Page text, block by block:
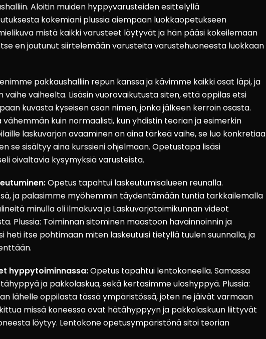
Aloitin muiden hyppyvarusteiden esittelyllä
kokemiani plussia aiempaan luokkaopetukseen
mistä kaikki varusteet löytyvät ja hän pääsi kokeilemaan
en joutunut siirtelemään varusteita varustehuoneesta luokkaan
pakkaushalliin repun kanssa ja kävimme kaikki osat läpi, ja
vaiheelta. Lisäsin vuorovaikutusta siten, että oppilas etsi
kuvasta kyseisen osan nimen, jonka jälkeen kerroin osasta.
vähemmän kuin normaalisti, kun yhdistin teorian ja esimerkin
laskuvarjon avaaminen on aina tärkeä vaihe, se luo konkretiaa
se sisältyy aina kurssieni ohjelmaan. Opetustapa lisäsi
oivaltavia kysymyksiä varusteista.
Opetus tapahtui laskeutumisalueen reunalla.
ja palasimme myöhemmin täydentämään tuntia tarkkailemalla
minulla oli ilmakuva ja Laskuvarjotoimikunnan videot
Plussia: Toiminnan sitominen maastoon havainnoinnin ja
heti itse pohtimaan miten laskeutuisi tietyllä tuulen suunnalla, ja
hyppytoiminnassa:Opetus tapahtui lentokoneella. Samassa
ja pakkolaskua, sekä kertasimme uloshyppyä. Plussia:
lähelle oppilasta tässä ympäristössä, joten ne jäivät varmaan
missä koneessa ovat hätähyppyyn ja pakkolaskuun liittyvät
löytyy. Lentokone opetusympäristönä sitoi teorian